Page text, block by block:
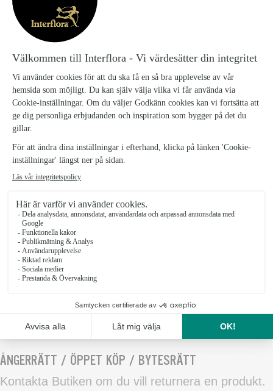
BEKRÄFTELSE
e-post när du har slutfört din order. Skulle
uppgifterna inte stämma ber vi dig att digkontakta
oss.
AVBOKNING BESTÄLLNINGAR
Större specialbeställningar med ett värde över 3
timmar innan planerad leverans. Om
beställningens värde överstiger 6 000 kronor
måste den avbeställas en vecka innan planerad
leverans. Detta då butik gör specialbeställningar
typen av beställningar.
ÅNGERRÄTT / ÖPPET KÖP / BYTESRÄTT
Kontakta Butiken om du vill returnera en produkt.